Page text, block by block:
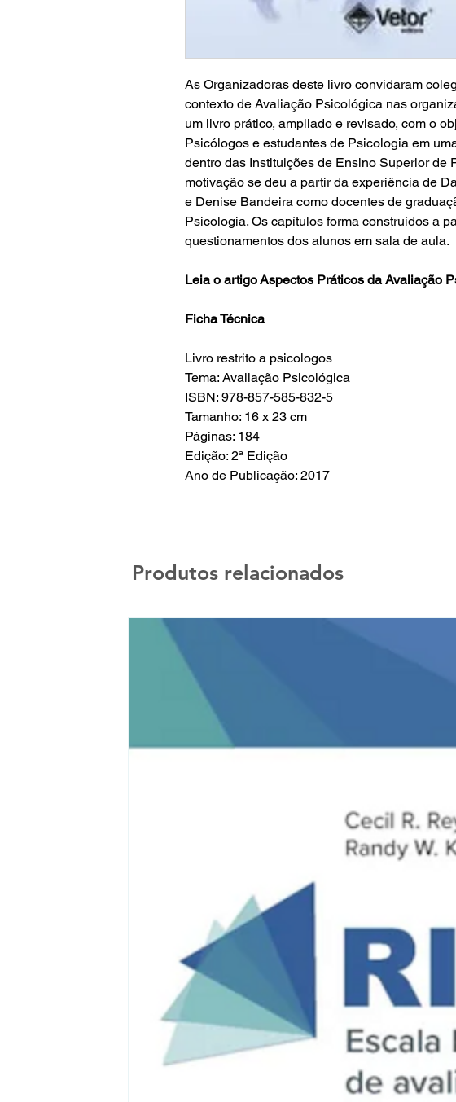
As Organizadoras deste livro convidaram
contexto de Avaliação Psicológica nas
um livro prático, ampliado e revisado, com o
Psicólogos e estudantes de Psicologia em
dentro das Instituições de Ensino Superior de
motivação se deu a partir da experiência de
e Denise Bandeira como docentes de
Psicologia. Os capítulos forma construídos a
questionamentos dos alunos em sala de aula.
Leia o artigoAspectos Práticos da Avaliação
Ficha Técnica
Livro restrito a psicologos
Tema: Avaliação Psicológica
ISBN: 978-857-585-832-5
Tamanho: 16 x 23 cm
Páginas: 184
Edição: 2ª Edição
Ano de Publicação: 2017
Produtos relacionados